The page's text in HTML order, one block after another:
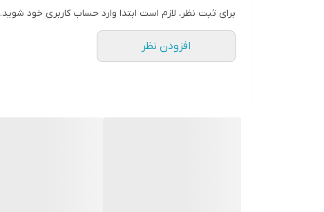
برای ثبت نظر، لازم است ابتدا وارد حساب کاربری خود شوید.
افزودن نظر